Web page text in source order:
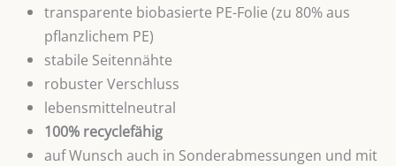
transparente biobasierte PE-Folie (zu 80% aus
pflanzlichem PE)
stabile Seitennähte
robuster Verschluss
lebensmittelneutral
100% recyclefähig
auf Wunsch auch in Sonderabmessungen und mit